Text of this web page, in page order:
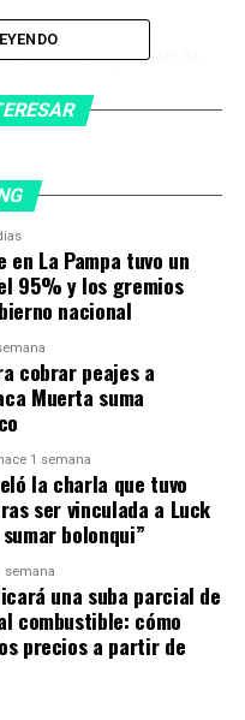
en el que, desde
y privados, las
el plazo de
es de 25
está en del rango
tipo de aceptador y
el mismo: facilitar y
el mercado de
competencia y, al
efectivo de modo de
formalizar a un gran
y
en La Pampa tuvo un
95% y los gremios
nacional
cobrar peajes a
Muerta suma
1 semana
la charla que tuvo
ser vinculada a Luck
bolonqui”
semana
una suba parcial de
combustible: cómo
precios a partir de